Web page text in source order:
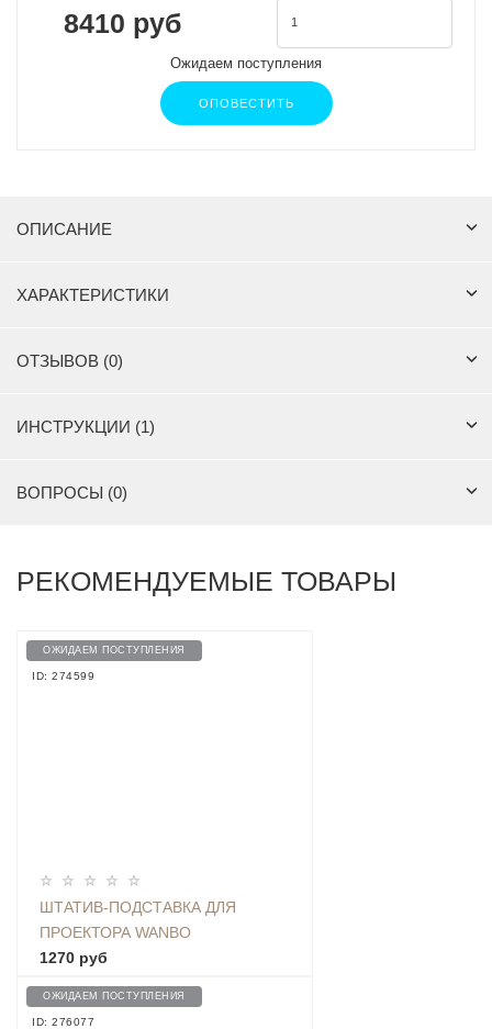
8410 руб
Ожидаем поступления
ОПОВЕСТИТЬ
ОПИСАНИЕ
ХАРАКТЕРИСТИКИ
ОТЗЫВОВ (0)
ИНСТРУКЦИИ (1)
ВОПРОСЫ (0)
РЕКОМЕНДУЕМЫЕ ТОВАРЫ
ОЖИДАЕМ ПОСТУПЛЕНИЯ
ID: 274599
ШТАТИВ-ПОДСТАВКА ДЛЯ
ПРОЕКТОРА WANBO
1270 руб
ОЖИДАЕМ ПОСТУПЛЕНИЯ
ID: 276077